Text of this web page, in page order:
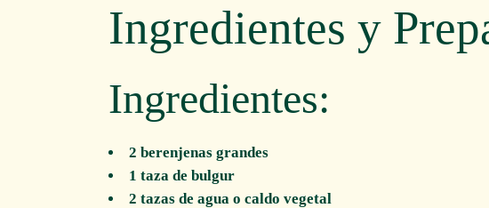
Ingredientes y
Ingredientes:
2 berenjenas grandes
1 taza de bulgur
2 tazas de agua o caldo vegetal